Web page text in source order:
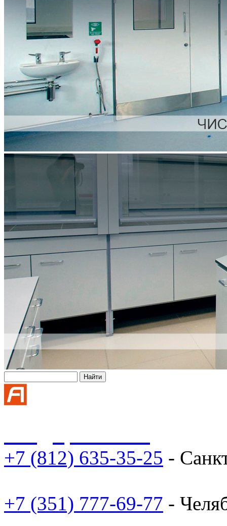
+7 (812) 635-35-25 -
+7 (351) 777-69-77 -